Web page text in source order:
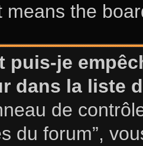
means the
puis-je
dans la liste
de
du forum”,